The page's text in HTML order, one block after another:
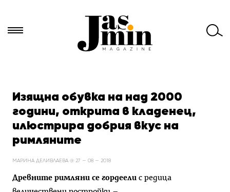
за:Изящна обувка на над 2000
години, открита в кладенец,
илюстрира добрия вкус на
римляните
МАРИНА ДЕЛИВЛАЕВА @ 27 — 08 — 2018
Древните римляни се гордеели с редица